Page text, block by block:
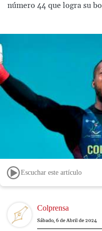
número 44 que logra su
Escuchar este artículo
Image Colprensa
Sábado, 6 de Abril de 2024